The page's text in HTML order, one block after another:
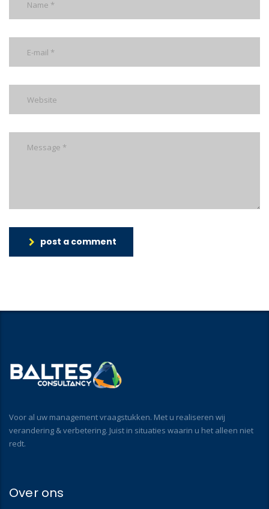
post a comment
Voor al uw management vraagstukken. Met u realiseren wij
verandering & verbetering. Juist in situaties waarin u het alleen niet
redt.
Over ons